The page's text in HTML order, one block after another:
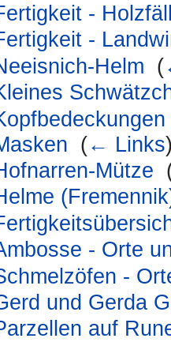
-
-
Helm
(
(← Links
Mütze
- Orte
-
und Gerda
auf